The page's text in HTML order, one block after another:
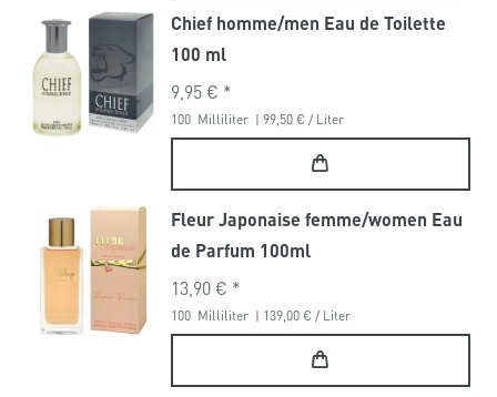
Chief homme/men Eau de Toilette
100 ml
9,95 € *
100 Milliliter | 99,50 € / Liter
Fleur Japonaise femme/women Eau
de Parfum 100ml
13,90 € *
100 Milliliter | 139,00 € / Liter